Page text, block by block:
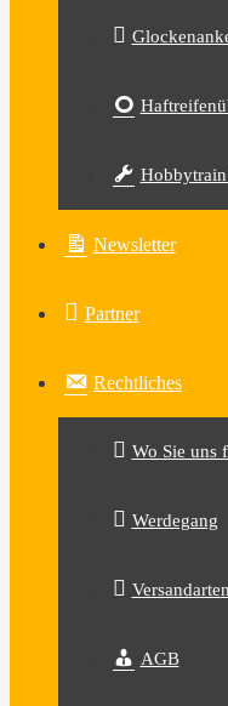
Newsletter
Partner
Rechtliches
Wo Sie uns
Werdegang
Versandarten
AGB